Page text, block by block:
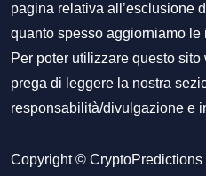
pagina relativa all’esclusione
quanto spesso aggiorniamo
Per poter utilizzare questo
prega di leggere la nostra
responsabilità/divulgazione e
Copyright © CryptoPredictions